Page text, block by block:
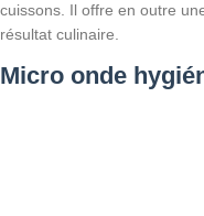
cuissons. Il offre en outre
résultat culinaire.
Micro onde